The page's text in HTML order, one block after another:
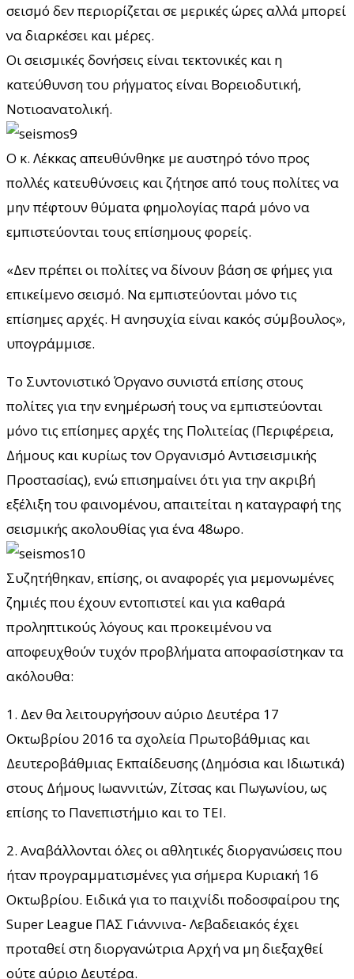
σεισμό δεν περιορίζεται σε μερικές ώρες αλλά μπορεί
να διαρκέσει και μέρες.
Οι σεισμικές δονήσεις είναι τεκτονικές και η
κατεύθυνση του ρήγματος είναι Βορειοδυτική,
Νοτιοανατολική.
Ο κ. Λέκκας απευθύνθηκε με αυστηρό τόνο προς
πολλές κατευθύνσεις και ζήτησε από τους πολίτες να
μην πέφτουν θύματα φημολογίας παρά μόνο να
εμπιστεύονται τους επίσημους φορείς.
«Δεν πρέπει οι πολίτες να δίνουν βάση σε φήμες για
επικείμενο σεισμό. Να εμπιστεύονται μόνο τις
επίσημες αρχές. Η ανησυχία είναι κακός σύμβουλος»,
υπογράμμισε.
Το Συντονιστικό Όργανο συνιστά επίσης στους
πολίτες για την ενημέρωσή τους να εμπιστεύονται
μόνο τις επίσημες αρχές της Πολιτείας (Περιφέρεια,
Δήμους και κυρίως τον Οργανισμό Αντισεισμικής
Προστασίας), ενώ επισημαίνει ότι για την ακριβή
εξέλιξη του φαινομένου, απαιτείται η καταγραφή της
σεισμικής ακολουθίας για ένα 48ωρο.
Συζητήθηκαν, επίσης, οι αναφορές για μεμονωμένες
ζημιές που έχουν εντοπιστεί και για καθαρά
προληπτικούς λόγους και προκειμένου να
αποφευχθούν τυχόν προβλήματα αποφασίστηκαν τα
ακόλουθα:
1. Δεν θα λειτουργήσουν αύριο Δευτέρα 17
Οκτωβρίου 2016 τα σχολεία Πρωτοβάθμιας και
Δευτεροβάθμιας Εκπαίδευσης (Δημόσια και Ιδιωτικά)
στους Δήμους Ιωαννιτών, Ζίτσας και Πωγωνίου, ως
επίσης το Πανεπιστήμιο και το ΤΕΙ.
2. Αναβάλλονται όλες οι αθλητικές διοργανώσεις που
ήταν προγραμματισμένες για σήμερα Κυριακή 16
Οκτωβρίου. Ειδικά για το παιχνίδι ποδοσφαίρου της
Super League ΠΑΣ Γιάννινα- Λεβαδειακός έχει
προταθεί στη διοργανώτρια Αρχή να μη διεξαχθεί
ούτε αύριο Δευτέρα.